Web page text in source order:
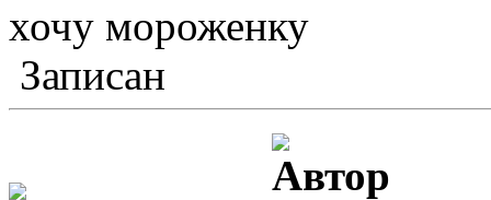
хочу мороженку
Записан